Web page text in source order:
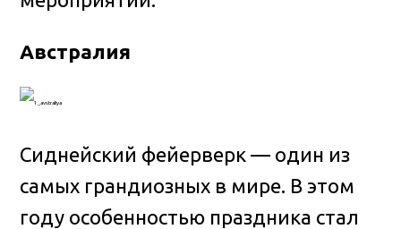
Австралия
Сиднейский фейерверк — один из
самых грандиозных в мире. В этом
году особенностью праздника стал